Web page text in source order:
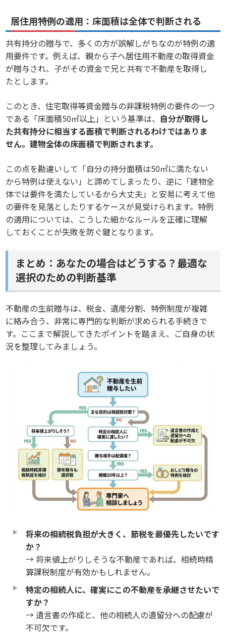
居住用特例の適用：床面積は全体で判断される
共有持分の贈与で、多くの方が誤解しがちなのが特例の適
用要件です。例えば、親から子へ居住用不動産の取得資金
が贈与され、子がその資金で兄と共有で不動産を取得し
たとします。
このとき、住宅取得等資金贈与の非課税特例の要件の一つ
である「床面積50㎡以上」という基準は、 自分が取得し
た共有持分に相当する面積で判断されるわけではありま
せん。建物全体の床面積で判断されます。
この点を勘違いして「自分の持分面積は50㎡に満たない
から特例は使えない」と諦めてしまったり、逆に「建物全
体では要件を満たしているから大丈夫」と安易に考えて他
の要件を見落としたりするケースが見受けられます。特例
の適用については、こうした細かなルールを正確に理解
しておくことが失敗を防ぐ鍵となります。
まとめ：あなたの場合はどうする？最適な
選択のための判断基準
不動産の生前贈与は、税金、遺産分割、特例制度が複雑
に絡み合う、非常に専門的な判断が求められる手続きで
す。ここまで解説してきたポイントを踏まえ、ご自身の状
況を整理してみましょう。
将来の相続税負担が大きく、節税を最優先したいです
か？
→ 将来値上がりしそうな不動産であれば、相続時精
算課税制度が有効かもしれません。
特定の相続人に、確実にこの不動産を承継させたいで
すか？
→ 遺言書の作成と、他の相続人の遺留分への配慮が
不可欠です。